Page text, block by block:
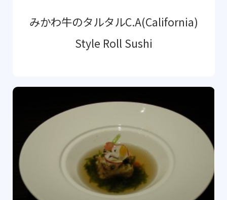
みかわ牛のタルタルC.A(California)
Style Roll Sushi